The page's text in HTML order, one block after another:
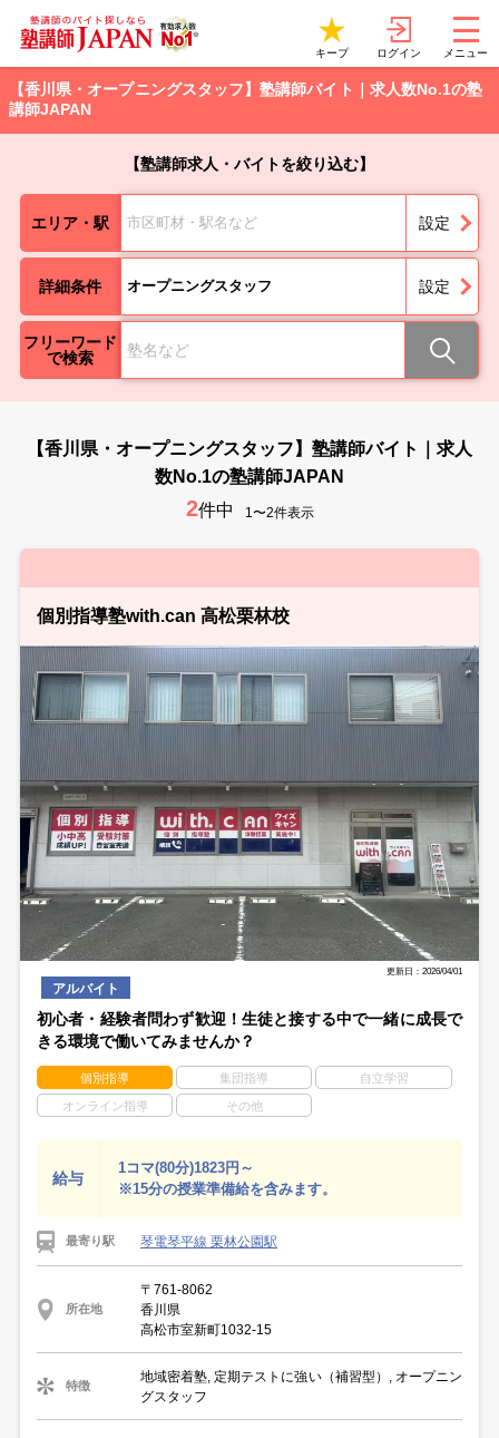
キープ ログイン メニュー
【香川県・オープニングスタッフ】塾講師バイト｜求人数No.1の塾
講師JAPAN
【塾講師求人・バイトを絞り込む】
エリア・駅 市区町材・駅名など 設定
詳細条件 オープニングスタッフ 設定
フリーワード
で検索
【香川県・オープニングスタッフ】塾講師バイト｜求人
数No.1の塾講師JAPAN
2件中 1〜2件表示
個別指導塾with.can 高松栗林校
更新日：2026/04/01
アルバイト
初心者・経験者問わず歓迎！生徒と接する中で一緒に成長で
きる環境で働いてみませんか？
個別指導 集団指導 自立学習
オンライン指導 その他
給与
1コマ(80分)1823円～
※15分の授業準備給を含みます。
最寄り駅 琴電琴平線 栗林公園駅
所在地
〒761-8062
香川県
高松市室新町1032-15
特徴
地域密着塾, 定期テストに強い（補習型）, オープニン
グスタッフ